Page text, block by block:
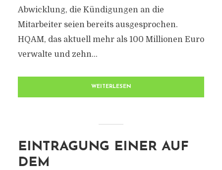
Abwicklung, die Kündigungen an die
Mitarbeiter seien bereits ausgesprochen.
HQAM, das aktuell mehr als 100 Millionen Euro
verwalte und zehn...
WEITERLESEN
EINTRAGUNG EINER AUF
DEM